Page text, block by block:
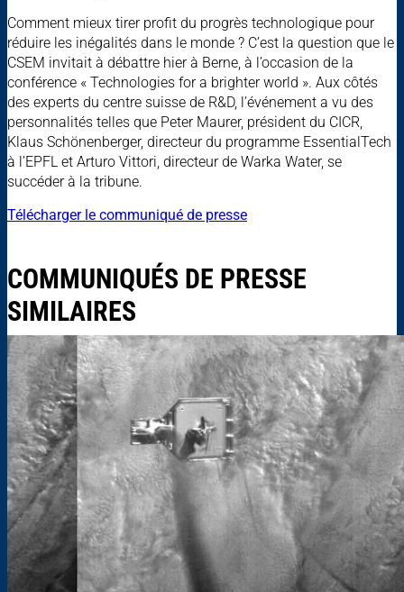
Comment mieux tirer profit du progrès technologique pour
réduire les inégalités dans le monde ? C’est la question que le
CSEM invitait à débattre hier à Berne, à l’occasion de la
conférence « Technologies for a brighter world ». Aux côtés
des experts du centre suisse de R&D, l’événement a vu des
personnalités telles que Peter Maurer, président du CICR,
Klaus Schönenberger, directeur du programme EssentialTech
à l’EPFL et Arturo Vittori, directeur de Warka Water, se
succéder à la tribune.
Télécharger le communiqué de presse
COMMUNIQUÉS DE PRESSE
SIMILAIRES